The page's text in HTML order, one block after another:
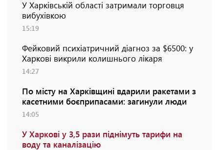
У Харківській області затримали торговця
вибухівкою
15:19
Фейковий психіатричний діагноз за $6500: у
Харкові викрили колишнього лікаря
14:27
По місту на Харківщині вдарили ракетами з
касетними боєприпасами: загинули люди
14:05
У Харкові у 3,5 рази піднімуть тарифи на
воду та каналізацію